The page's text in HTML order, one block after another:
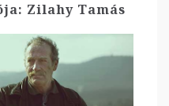
Zilahy Tamás